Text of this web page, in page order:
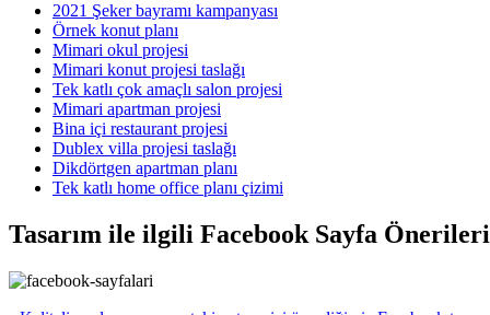
2021 Şeker bayramı kampanyası
Örnek konut planı
Mimari okul projesi
Mimari konut projesi taslağı
Tek katlı çok amaçlı salon projesi
Mimari apartman projesi
Bina içi restaurant projesi
Dublex villa projesi taslağı
Dikdörtgen apartman planı
Tek katlı home office planı çizimi
Tasarım ile ilgili Facebook Sayfa